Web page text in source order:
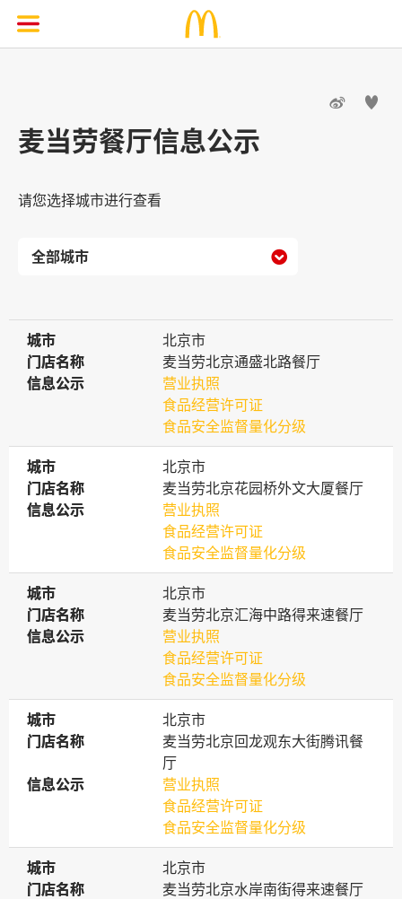
 
麦当劳餐厅信息公示
请您选择城市进行查看

城市
城市
北京市
门店名称
门店名称
麦当劳北京通盛北路餐厅
信息公示
信息公示
营业执照
食品经营许可证
食品安全监督量化分级
城市
城市
北京市
门店名称
门店名称
麦当劳北京花园桥外文大厦餐厅
信息公示
信息公示
营业执照
食品经营许可证
食品安全监督量化分级
城市
城市
北京市
门店名称
门店名称
麦当劳北京汇海中路得来速餐厅
信息公示
信息公示
营业执照
食品经营许可证
食品安全监督量化分级
城市
城市
北京市
门店名称
门店名称
麦当劳北京回龙观东大街腾讯餐
厅
信息公示
信息公示
营业执照
食品经营许可证
食品安全监督量化分级
城市
城市
北京市
门店名称
门店名称
麦当劳北京水岸南街得来速餐厅